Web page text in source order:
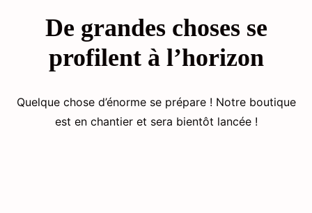
Fourniture de médicaments
essentiels
De grandes choses se
profilent à l’horizon
Quelque chose d’énorme se prépare ! Notre boutique
est en chantier et sera bientôt lancée !